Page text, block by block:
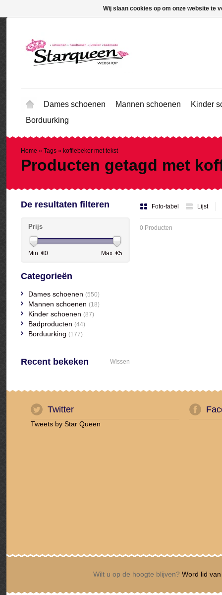
Dames schoenen Mannen schoenen
Kinder
Borduurking
Home » Tags » koffiebeker met tekst
Producten getagd met
Foto-tabel Lijst
0 Producten
De resultaten filteren
Prijs
Min: €0 Max: €5
Categorieën
Dames schoenen (550)
Mannen schoenen (18)
Kinder schoenen (87)
Badproducten (44)
Borduurking (177)
Recent bekeken Wissen
Twitter
Tweets by Star Queen
Wilt u op de hoogte blijven? Word lid
Wij slaan cookies op om onze website te